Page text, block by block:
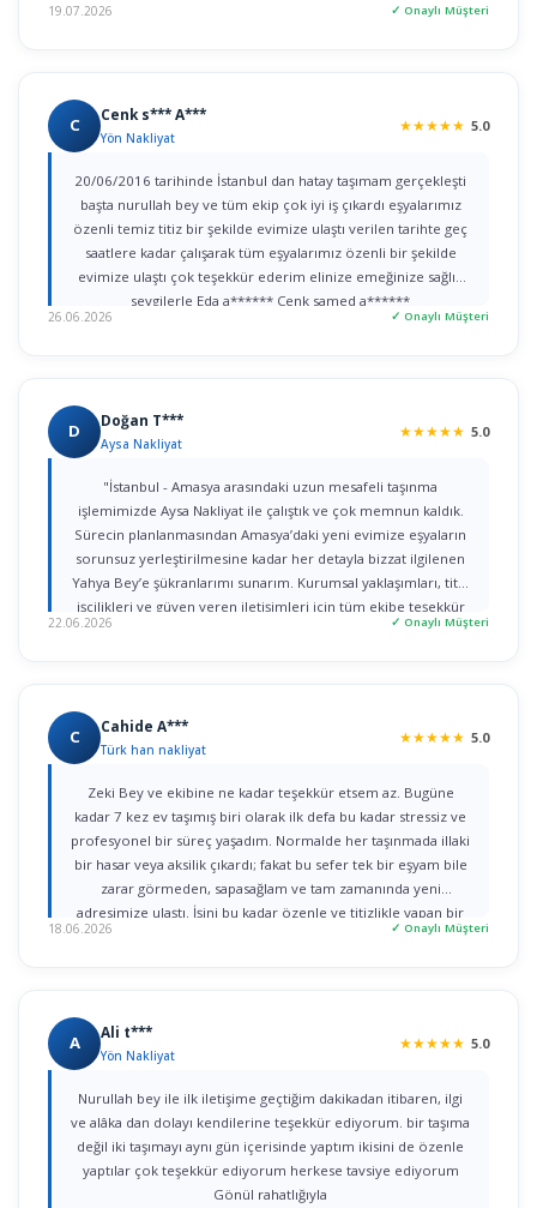
19.07.2026 ✓ Onaylı Müşteri
C Cenk s*** A***
Yön Nakliyat
★★★★★ 5.0
20/06/2016 tarihinde İstanbul dan hatay taşımam gerçekleşti
başta nurullah bey ve tüm ekip çok iyi iş çıkardı eşyalarımız
özenli temiz titiz bir şekilde evimize ulaştı verilen tarihte geç
saatlere kadar çalışarak tüm eşyalarımız özenli bir şekilde
evimize ulaştı çok teşekkür ederim elinize emeğinize sağlık
sevgilerle Eda a****** Cenk samed a******
26.06.2026 ✓ Onaylı Müşteri
D Doğan T***
Aysa Nakliyat
★★★★★ 5.0
"İstanbul - Amasya arasındaki uzun mesafeli taşınma
işlemimizde Aysa Nakliyat ile çalıştık ve çok memnun kaldık.
Sürecin planlanmasından Amasya’daki yeni evimize eşyaların
sorunsuz yerleştirilmesine kadar her detayla bizzat ilgilenen
Yahya Bey’e şükranlarımı sunarım. Kurumsal yaklaşımları, titiz
işçilikleri ve güven veren iletişimleri için tüm ekibe teşekkür
22.06.2026 ✓ Onaylı Müşteri
C Cahide A***
Türk han nakliyat
★★★★★ 5.0
Zeki Bey ve ekibine ne kadar teşekkür etsem az. Bugüne
kadar 7 kez ev taşımış biri olarak ilk defa bu kadar stressiz ve
profesyonel bir süreç yaşadım. Normalde her taşınmada illaki
bir hasar veya aksilik çıkardı; fakat bu sefer tek bir eşyam bile
zarar görmeden, sapasağlam ve tam zamanında yeni
adresimize ulaştı. İşini bu kadar özenle ve titizlikle yapan bir
firmaya rastlamak gerçekten büyük şans. Herkese gönül
18.06.2026 ✓ Onaylı Müşteri
A Ali t***
Yön Nakliyat
★★★★★ 5.0
Nurullah bey ile ilk iletişime geçtiğim dakikadan itibaren, ilgi
ve alâka dan dolayı kendilerine teşekkür ediyorum. bir taşıma
değil iki taşımayı aynı gün içerisinde yaptım ikisini de özenle
yaptılar çok teşekkür ediyorum herkese tavsiye ediyorum
Gönül rahatlığıyla